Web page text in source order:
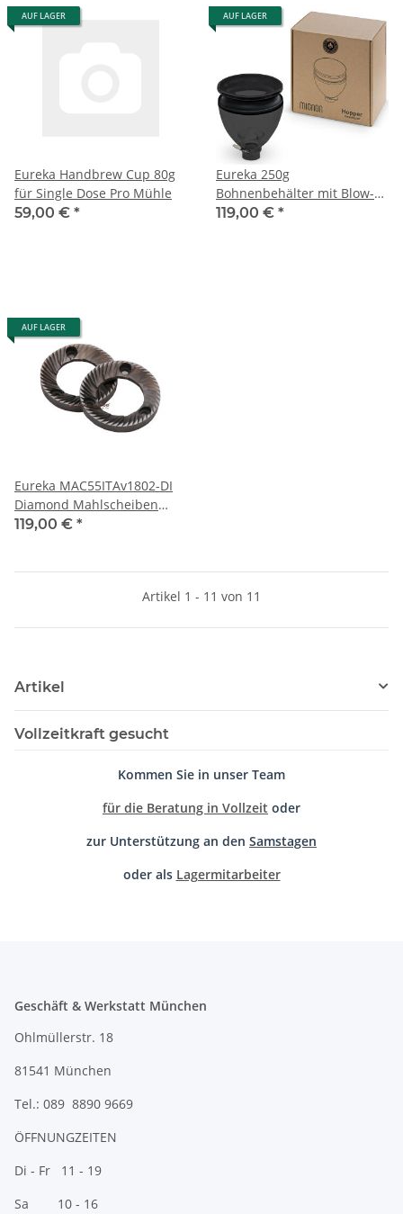
AUF LAGER
Eureka Handbrew Cup 80g
für Single Dose Pro Mühle
59,00 € *
AUF LAGER
Eureka 250g
Bohnenbehälter mit Blow-
Up Gummierung - Grau - für
119,00 € *
AUF LAGER
Eureka MAC55ITAv1802-DI
Diamond Mahlscheiben
55mm 2 Stück
119,00 € *
Artikel 1 - 11 von 11
Artikel
Vollzeitkraft gesucht
Kommen Sie in unser Team
für die Beratung in Vollzeit oder
zur Unterstützung an den Samstagen
oder als Lagermitarbeiter
Geschäft & Werkstatt München
Ohlmüllerstr. 18
81541 München
Tel.: 089 8890 9669
ÖFFNUNGZEITEN
Di - Fr 11 - 19
Sa 10 - 16